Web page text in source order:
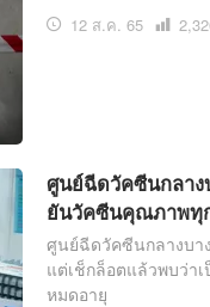
12 ส.ค. 65
เปิด
ศูนย์ฉีดวัคซีนกลาง
ยันวัคซีนคุณภาพทุ
ศูนย์ฉีดวัคซีนกลางบา
แต่เช็กล็อตแล้วพบว่า
หมดอายุ